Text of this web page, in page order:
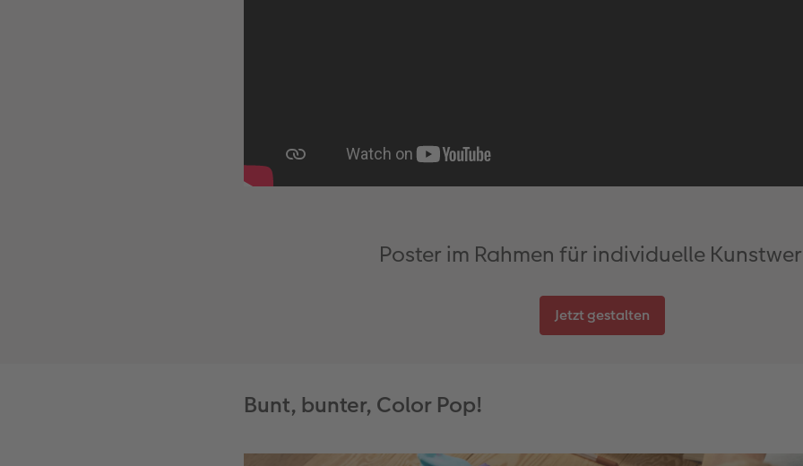
Poster im Rahmen für individuelle
Jetzt gestalten
Bunt, bunter, Color Pop!